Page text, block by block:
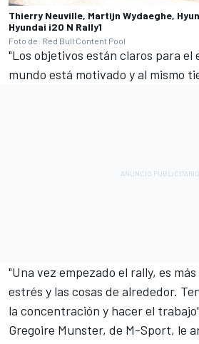
Thierry Neuville, Martijn Wydaeghe,
Hyundai i20 N Rally1
Foto de: Red Bull Content Pool
"Los objetivos están claros para el
mundo está motivado y al mismo
"Una vez empezado el rally, es
estrés y las cosas de alrededor.
la concentración y hacer el
Gregoire Munster, de M-Sport, le